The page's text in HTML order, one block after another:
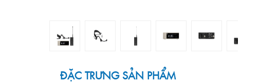
ĐẶC TRƯNG SẢN PHẨM